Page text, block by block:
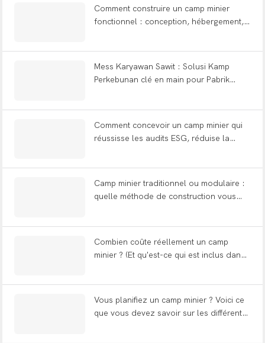
Comment construire un camp minier
fonctionnel : conception, hébergement,
Mess Karyawan Sawit : Solusi Kamp
Perkebunan clé en main pour Pabrik
Comment concevoir un camp minier qui
réussisse les audits ESG, réduise la
Camp minier traditionnel ou modulaire :
quelle méthode de construction vous
Combien coûte réellement un camp
minier ? (Et qu'est-ce qui est inclus dans
Vous planifiez un camp minier ? Voici ce
que vous devez savoir sur les différents